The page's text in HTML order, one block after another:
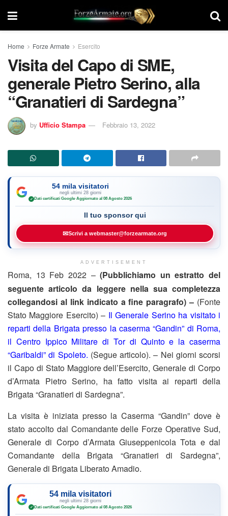
Home Forze Armate Esercito
Visita del Capo di SME,
generale Pietro Serino, alla
“Granatieri di Sardegna”
by Ufficio Stampa Febbraio 13, 2022
54 mila visitatori
negli ultimi 28 giorni
✓ Dati certificati Google·Aggiornato al 08 Agosto 2026
Il tuo sponsor qui
✉Scrivi a webmaster@forzearmate.org
ADVERTISEMENT
Roma, 13 Feb 2022 –(Pubblichiamo un estratto del
seguente articolo da leggere nella sua completezza
collegandosi al link indicato a fine paragrafo) – (Fonte
Stato Maggiore Esercito) – Il Generale Serino ha visitato i
reparti della Brigata presso la caserma “Gandin” di Roma,
il Centro Ippico Militare di Tor di Quinto e la caserma
“Garibaldi” di Spoleto. (Segue articolo). – Nei giorni scorsi
il Capo di Stato Maggiore dell’Esercito, Generale di Corpo
d’Armata Pietro Serino, ha fatto visita ai reparti della
Brigata “Granatieri di Sardegna”.
La visita è iniziata presso la Caserma “Gandin” dove è
stato accolto dal Comandante delle Forze Operative Sud,
Generale di Corpo d’Armata Giuseppenicola Tota e dal
Comandante della Brigata “Granatieri di Sardegna”,
Generale di Brigata Liberato Amadio.
54 mila visitatori
negli ultimi 28 giorni
✓ Dati certificati Google·Aggiornato al 08 Agosto 2026